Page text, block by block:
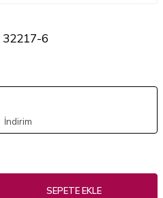
32217-6
İndirim
SEPETE EKLE